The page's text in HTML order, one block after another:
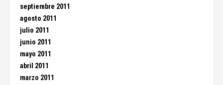
septiembre 2011
agosto 2011
julio 2011
junio 2011
mayo 2011
abril 2011
marzo 2011